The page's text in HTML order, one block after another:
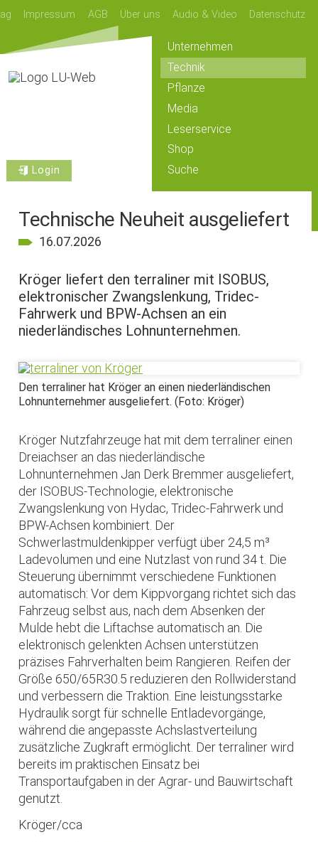
Impressum AGB Über uns Audio & Video Datenschutz
Login
Unternehmen
Technik
Pflanze
Media
Leserservice
Shop
Suche
Technische Neuheit ausgeliefert
16.07.2026
Kröger liefert den terraliner mit ISOBUS,
elektronischer Zwangslenkung, Tridec-
Fahrwerk und BPW-Achsen an ein
niederländisches Lohnunternehmen.
Den terraliner hat Kröger an einen niederländischen
Lohnunternehmer ausgeliefert. (Foto: Kröger)
Kröger Nutzfahrzeuge hat mit dem terraliner einen
Dreiachser an das niederländische
Lohnunternehmen Jan Derk Bremmer ausgeliefert,
der ISOBUS-Technologie, elektronische
Zwangslenkung von Hydac, Tridec-Fahrwerk und
BPW-Achsen kombiniert. Der
Schwerlastmuldenkipper verfügt über 24,5 m³
Ladevolumen und eine Nutzlast von rund 34 t. Die
Steuerung übernimmt verschiedene Funktionen
automatisch: Vor dem Kippvorgang richtet sich das
Fahrzeug selbst aus, nach dem Absenken der
Mulde hebt die Liftachse automatisch an. Die
elektronisch gelenkten Achsen unterstützen
präzises Fahrverhalten beim Rangieren. Reifen der
Größe 650/65R30.5 reduzieren den Rollwiderstand
und verbessern die Traktion. Eine leistungsstarke
Hydraulik sorgt für schnelle Entladevorgänge,
während die angepasste Achslastverteilung
zusätzliche Zugkraft ermöglicht. Der terraliner wird
bereits im praktischen Einsatz bei
Transportaufgaben in der Agrar- und Bauwirtschaft
genutzt.
Kröger/cca